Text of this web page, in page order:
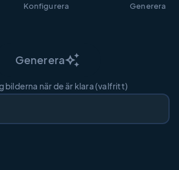
Konfigurera Generera
Genereraauto_awesome
bilderna när de är klara (valfritt)